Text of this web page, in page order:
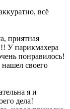
всё
приятная
У парикмахера
понравилось!
своего
я и
дела!